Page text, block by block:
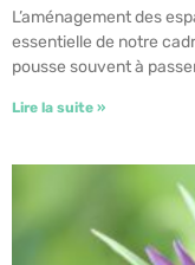
L’aménagement des
essentielle de notre
pousse souvent à
Lire la suite »